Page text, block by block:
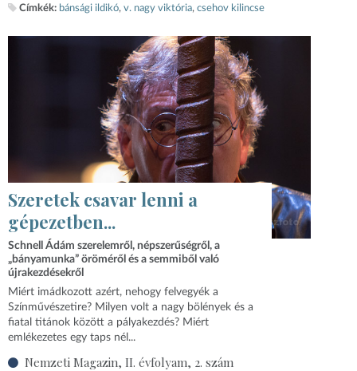
Címkék: bánsági ildikó v. nagy viktória csehov kilincse
Szeretek csavar lenni a
gépezetben...
Schnell Ádám szerelemről, népszerűségről, a
„bányamunka” öröméről és a semmiből való
újrakezdésekről
Miért imádkozott azért, nehogy felvegyék a
Színművészetire? Milyen volt a nagy bölények és a
fiatal titánok között a pályakezdés? Miért
emlékezetes egy taps nél...
Nemzeti Magazin, II. évfolyam, 2. szám